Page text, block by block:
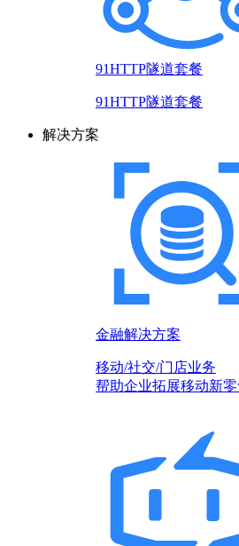
91HTTP隧道套餐
91HTTP隧道套餐
解决方案
金融解决方案
移动/社交/门店业务
帮助企业拓展移动新